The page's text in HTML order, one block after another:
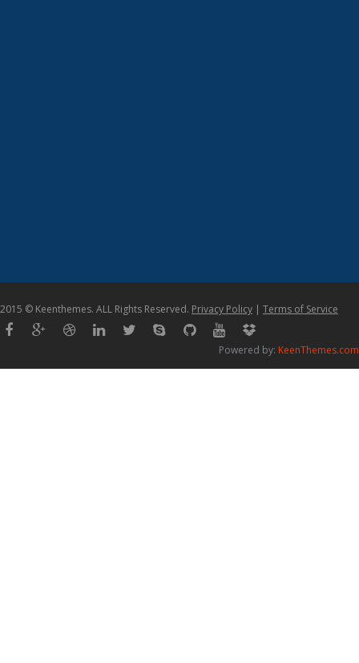
2015 © Keenthemes. ALL Rights Reserved. Privacy Policy | Terms of Service
Powered by: KeenThemes.com